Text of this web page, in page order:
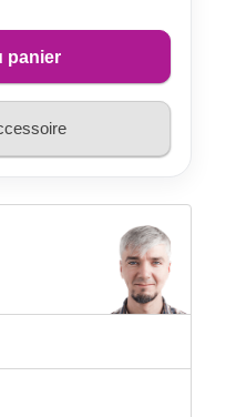
panier